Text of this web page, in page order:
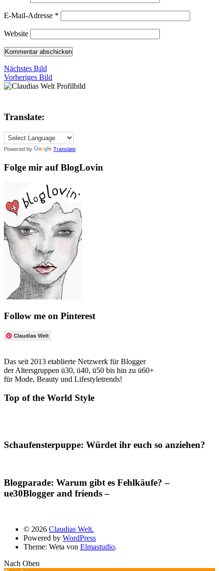
E-Mail-Adresse *
Website
Nächstes Bild
Vorheriges Bild
Translate:
Powered by Translate
Folge mir auf BlogLovin
Follow me on Pinterest
Claudias Welt
Das seit 2013 etablierte Netzwerk für Blogger
der Altersgruppen ü30, ü40, ü50 bis hin zu ü60+
für Mode, Beauty und Lifestyletrends!
Top of the World Style
Schaufensterpuppe: Würdet ihr euch so anziehen?
Blogparade: Warum gibt es Fehlkäufe? –
ue30Blogger and friends –
© 2026 Claudias Welt.
Powered by WordPress
Theme: Weta von Elmastudio.
Nach Oben